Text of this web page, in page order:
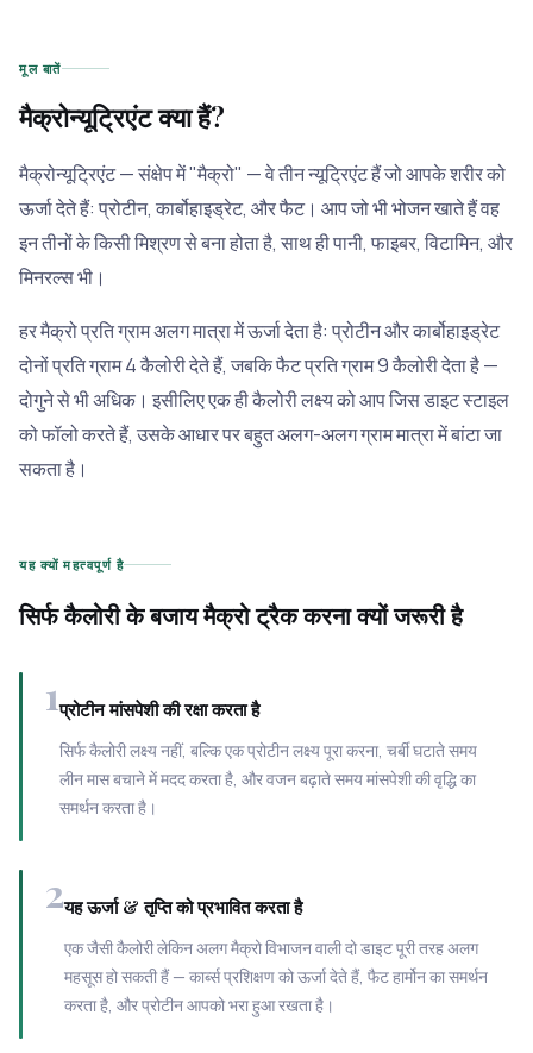
मूल बातें
मैक्रोन्यूट्रिएंट क्या हैं?
मैक्रोन्यूट्रिएंट — संक्षेप में "मैक्रो" — वे तीन न्यूट्रिएंट हैं जो आपके शरीर को
ऊर्जा देते हैं: प्रोटीन, कार्बोहाइड्रेट, और फैट। आप जो भी भोजन खाते हैं वह
इन तीनों के किसी मिश्रण से बना होता है, साथ ही पानी, फाइबर, विटामिन, और
मिनरल्स भी।
हर मैक्रो प्रति ग्राम अलग मात्रा में ऊर्जा देता है: प्रोटीन और कार्बोहाइड्रेट
दोनों प्रति ग्राम 4 कैलोरी देते हैं, जबकि फैट प्रति ग्राम 9 कैलोरी देता है —
दोगुने से भी अधिक। इसीलिए एक ही कैलोरी लक्ष्य को आप जिस डाइट स्टाइल
को फॉलो करते हैं, उसके आधार पर बहुत अलग-अलग ग्राम मात्रा में बांटा जा
सकता है।
यह क्यों महत्वपूर्ण है
सिर्फ कैलोरी के बजाय मैक्रो ट्रैक करना क्यों जरूरी है
1प्रोटीन मांसपेशी की रक्षा करता है
सिर्फ कैलोरी लक्ष्य नहीं, बल्कि एक प्रोटीन लक्ष्य पूरा करना, चर्बी घटाते समय
लीन मास बचाने में मदद करता है, और वजन बढ़ाते समय मांसपेशी की वृद्धि का
समर्थन करता है।
2यह ऊर्जा & तृप्ति को प्रभावित करता है
एक जैसी कैलोरी लेकिन अलग मैक्रो विभाजन वाली दो डाइट पूरी तरह अलग
महसूस हो सकती हैं — कार्ब्स प्रशिक्षण को ऊर्जा देते हैं, फैट हार्मोन का समर्थन
करता है, और प्रोटीन आपको भरा हुआ रखता है।